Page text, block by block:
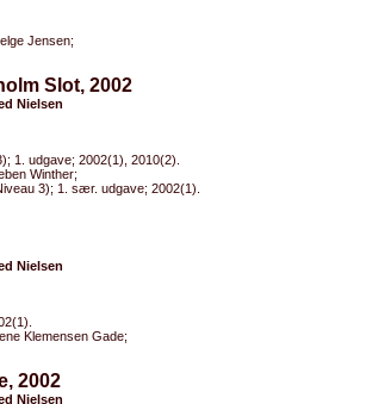
Jensen;
Slot, 2002
Nielsen
1. udgave; 2002(1), 2010(2).
Winther;
3); 1. sær. udgave; 2002(1).
Nielsen
Klemensen Gade;
2002
Nielsen